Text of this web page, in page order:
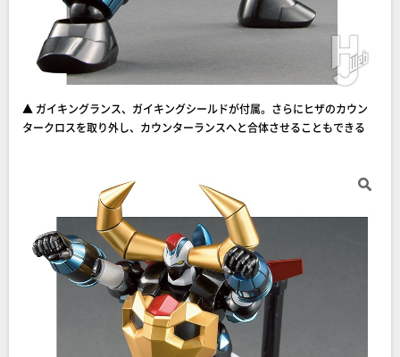
▲ ガイキングランス、ガイキングシールドが付属。さらにヒザのカウン
タークロスを取り外し、カウンターランスへと合体させることもできる